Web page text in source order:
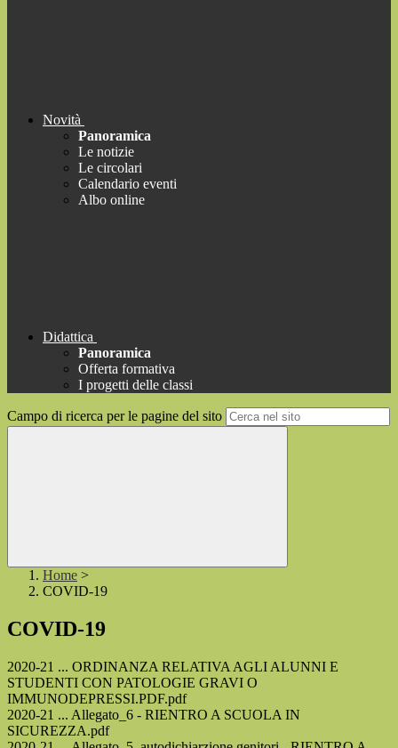
Novità
Panoramica
Le notizie
Le circolari
Calendario eventi
Albo online
Didattica
Panoramica
Offerta formativa
I progetti delle classi
Campo di ricerca per le pagine del sito
Home >
COVID-19
COVID-19
2020-21 ... ORDINANZA RELATIVA AGLI ALUNNI E
STUDENTI CON PATOLOGIE GRAVI O
IMMUNODEPRESSI.PDF.pdf
2020-21 ... Allegato_6 - RIENTRO A SCUOLA IN
SICUREZZA.pdf